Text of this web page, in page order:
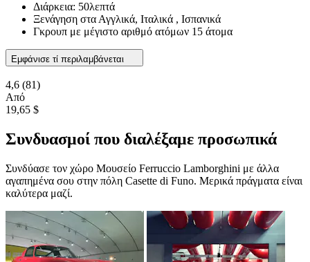
Διάρκεια: 50λεπτά
Ξενάγηση στα Αγγλικά, Ιταλικά , Ισπανικά
Γκρουπ με μέγιστο αριθμό ατόμων 15 άτομα
Εμφάνισε τί περιλαμβάνεται
4,6 (81)
Από
19,65 $
Συνδυασμοί που διαλέξαμε προσωπικά
Συνδύασε τον χώρο Μουσείο Ferruccio Lamborghini με άλλα
αγαπημένα σου στην πόλη Casette di Funo. Μερικά πράγματα είναι
καλύτερα μαζί.